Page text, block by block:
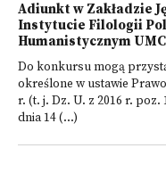
Adiunkt w Zakładzie
Instytucie Filologii
Humanistycznym
Do konkursu mogą
określone w ustawie
r. (t. j. Dz. U. z 2016 r. poz.
dnia 14 (...)